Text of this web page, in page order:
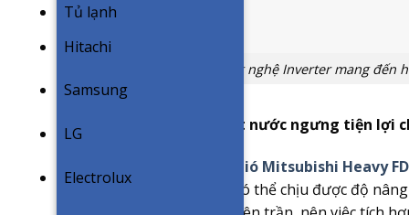
Tủ lạnh
Hitachi
Samsung
LG
Electrolux
Công nghệ Inverter mang
Tích hợp sẵn bơm thoát nước ngưng tiện lợi
điều hoà nối ống gió Mitsubishi Heavy
bơm thoát nước ngưng có thể chịu được độ